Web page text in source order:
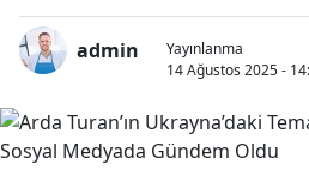
admin
Yayınlanma
14 Ağustos 2025 -